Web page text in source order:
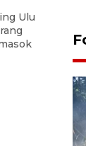
Ulu